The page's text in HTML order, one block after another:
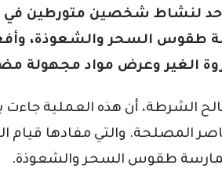
لنشاط شخصين متورطين في
طقوس السحر والشعوذة،
الغير وعرض مواد مجهولة
الشرطة، أن هذه العملية
المصلحة. والتي مفادها قيام
طقوس السحر والشعوذة.